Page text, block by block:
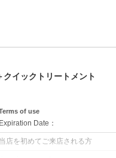
イックトリートメント
of use
Expiration Date：
当店を初めてご来店される方